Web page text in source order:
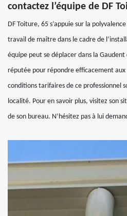
contactez l’équipe de DF
DF Toiture, 65 s’appuie sur la
travail de maître dans le cadre de
équipe peut se déplacer dans la
réputée pour répondre efficacement
conditions tarifaires de ce professionnel
localité. Pour en savoir plus, visitez son
de son bureau. N’hésitez pas à lui